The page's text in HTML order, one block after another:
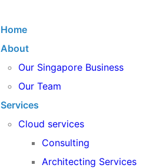
Home
About
Our Singapore Business
Our Team
Services
Cloud services
Consulting
Architecting Services